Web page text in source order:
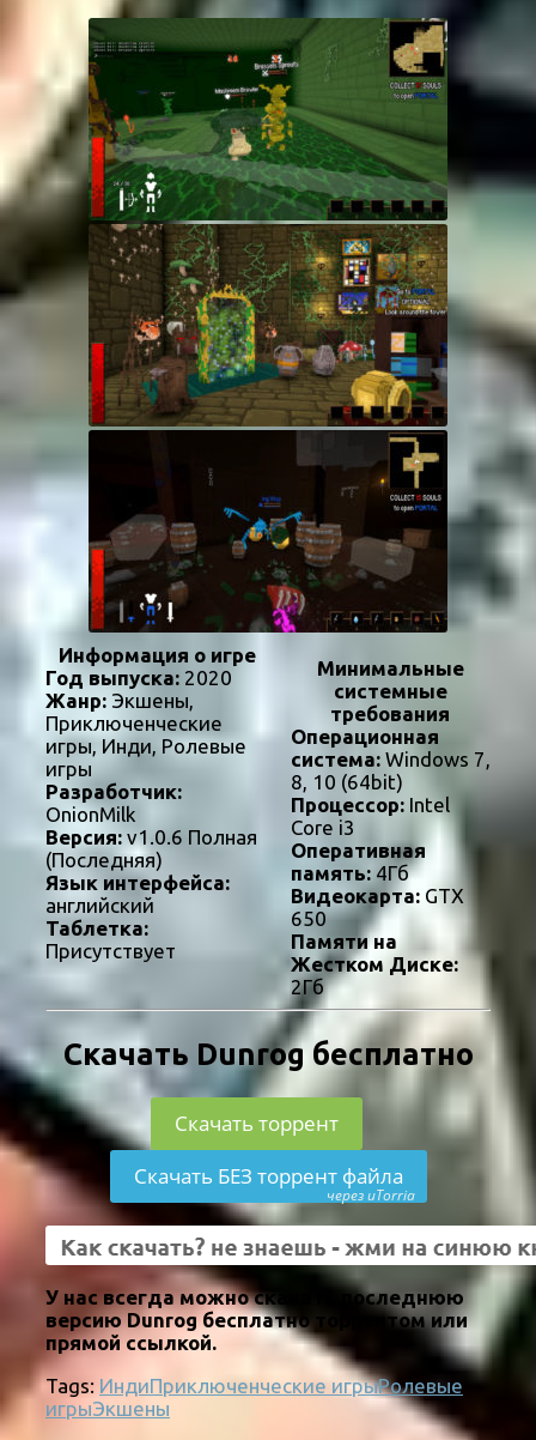
Информация о игре
Год выпуска: 2020
Жанр: Экшены,
Приключенческие
игры, Инди, Ролевые
игры
Разработчик:
OnionMilk
Версия: v1.0.6 Полная
(Последняя)
Язык интерфейса:
английский
Таблетка:
Присутствует
Минимальные
системные
требования
Операционная
система:Windows 7,
8, 10 (64bit)
Процессор:Intel
Core i3
Оперативная
память:4Гб
Видеокарта:GTX
650
Памяти на
Жестком Диске:
2Гб
Скачать Dunrog бесплатно
Скачать торрент
Скачать БЕЗ торрент файла
через uTorria
У нас всегда можно скачать последнюю
версию Dunrog бесплатно торрентом или
прямой ссылкой.
Tags: ИндиПриключенческие игрыРолевые
игрыЭкшены